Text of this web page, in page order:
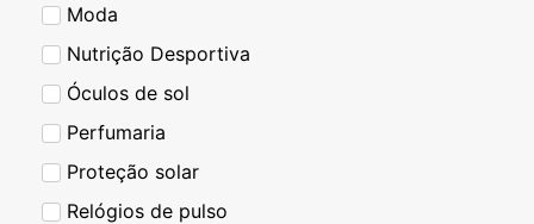
Moda
Nutrição Desportiva
Óculos de sol
Perfumaria
Proteção solar
Relógios de pulso